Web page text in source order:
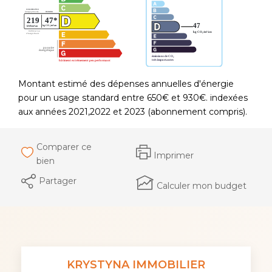
Montant estimé des dépenses annuelles d'énergie
pour un usage standard entre 650€ et 930€. indexées
aux années 2021,2022 et 2023 (abonnement compris).
Comparer ce
bien
Imprimer
Partager Calculer mon budget
KRYSTYNA IMMOBILIER